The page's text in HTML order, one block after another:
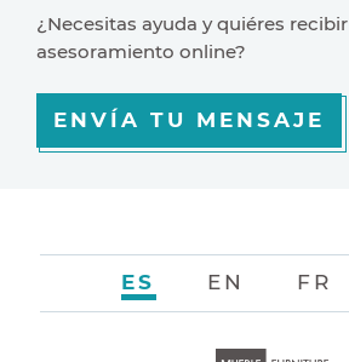
¿Necesitas ayuda y quiéres recibir
asesoramiento online?
ENVÍA TU MENSAJE
ES EN FR